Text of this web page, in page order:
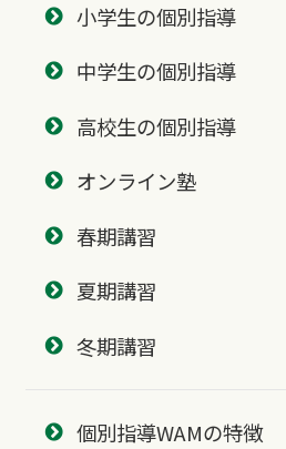
小学生の個別指導
中学生の個別指導
高校生の個別指導
オンライン塾
春期講習
夏期講習
冬期講習
個別指導WAMの特徴